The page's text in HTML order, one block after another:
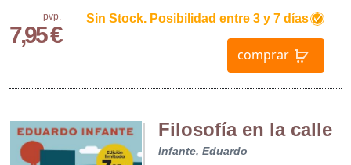
pvp.
7,95 €
Sin Stock. Posibilidad entre 3 y 7 días
comprar
Filosofía en la calle
Infante, Eduardo